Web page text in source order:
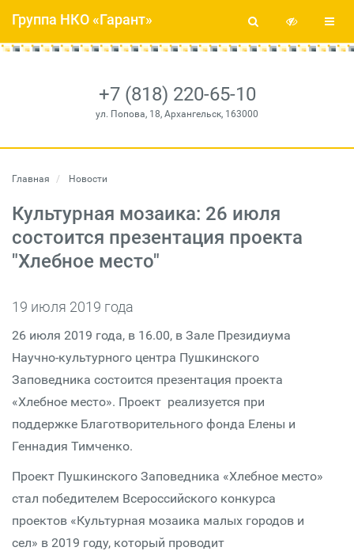
+7 (818) 220-65-10
ул. Попова, 18, Архангельск, 163000
Группа НКО «Гарант»
Главная Новости
Культурная мозаика: 26 июля
состоится презентация проекта
"Хлебное место"
19 июля 2019 года
26 июля 2019 года, в 16.00, в Зале Президиума
Научно-культурного центра Пушкинского
Заповедника состоится презентация проекта
«Хлебное место». Проект реализуется при
поддержке Благотворительного фонда Елены и
Геннадия Тимченко.
Проект Пушкинского Заповедника «Хлебное место»
стал победителем Всероссийского конкурса
проектов «Культурная мозаика малых городов и
сел» в 2019 году, который проводит